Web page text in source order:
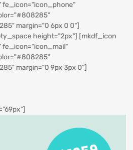
fe_icon="icon_phone"
margin="0 6px 0 0"]
height="2px"] [mkdf_icon
margin="0 9px 3px 0"]